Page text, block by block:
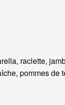
raclette,
pommes de